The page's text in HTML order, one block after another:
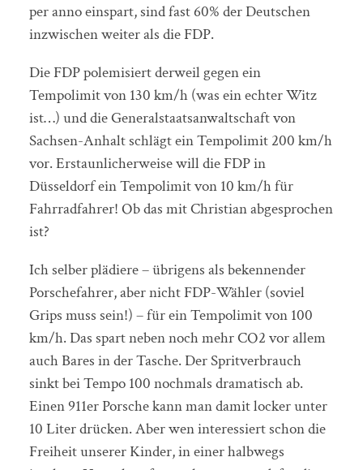
per anno einspart, sind fast 60% der Deutschen
inzwischen weiter als die FDP.
Die FDP polemisiert derweil gegen ein
Tempolimit von 130 km/h (was ein echter Witz
ist…) und die Generalstaatsanwaltschaft von
Sachsen-Anhalt schlägt ein Tempolimit 200 km/h
vor. Erstaunlicherweise will die FDP in
Düsseldorf ein Tempolimit von 10 km/h für
Fahrradfahrer! Ob das mit Christian abgesprochen
ist?
Ich selber plädiere – übrigens als bekennender
Porschefahrer, aber nicht FDP-Wähler (soviel
Grips muss sein!) – für ein Tempolimit von 100
km/h. Das spart neben noch mehr CO2 vor allem
auch Bares in der Tasche. Der Spritverbrauch
sinkt bei Tempo 100 nochmals dramatisch ab.
Einen 911er Porsche kann man damit locker unter
10 Liter drücken. Aber wen interessiert schon die
Freiheit unserer Kinder, in einer halbwegs